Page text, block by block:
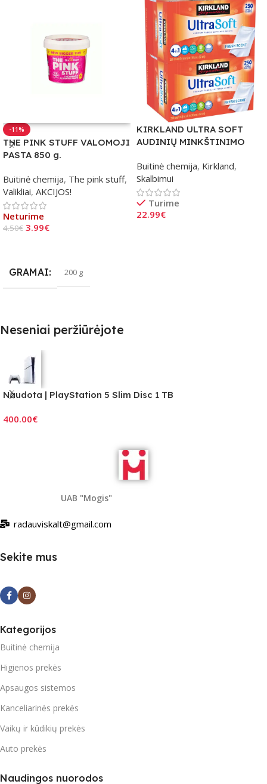
-11%
THE PINK STUFF VALOMOJI
PASTA 850 g.
Buitinė chemija, The pink stuff,
Valikliai, AKCIJOS!
Neturime
4.50€ 3.99€
GRAMAI 200 g
KIRKLAND ULTRA SOFT
AUDINIŲ MINKŠTINIMO
Buitinė chemija, Kirkland,
Skalbimui
Turime
22.99€
Neseniai peržiūrėjote
Naudota | PlayStation 5 Slim Disc 1 TB
400.00€
UAB "Mogis"
radauviskalt@gmail.com
Sekite mus
Kategorijos
Buitinė chemija
Higienos prekės
Apsaugos sistemos
Kanceliarinės prekės
Vaikų ir kūdikių prekės
Auto prekės
Naudingos nuorodos